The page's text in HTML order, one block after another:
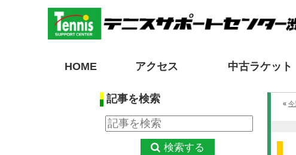
HOME アクセス 中古ラケット
記事を検索
検索する
« 今